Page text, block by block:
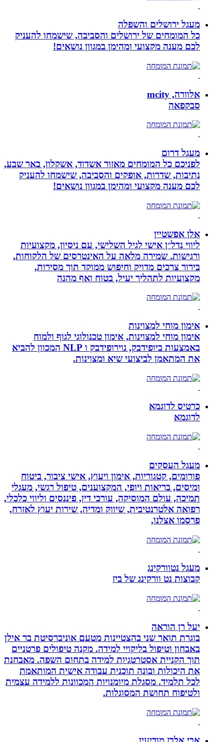
מעגל ירושלים והשפלה
כל המומחים של ירושלים והסביבה, שישמחו להעניק
לכם מענה מקצועי ומהימן במגוון נושאים!
אלוורה, mcity
סבקפאה
מעגל דרום
לפניכם כל המומחים מאזור אשדוד, אשקלון, באר שבע,
נתיבות, שדרות, אופקים והסביבה, שישמחו להעניק
לכם מענה מקצועי ומהימן במגוון נושאים!
אלן אפשטיין
ליווי נדל״ן אישי לגיל השלישי, עם ניסיון, מקצועיות
ורגישות. שמירה מלאה על האינטרסים של הלקוחות,
בירור צרכים מדויק וחיפוש ממוקד תוך מסירות,
מקצועיות לתהליך יעיל, בטוח ואף מהנה
אימון מוחי למצוינות
אימון מוחי למצוינות, אימון טכנולוגי לגוף ולמוח
באמצעות ביופידבק, נוירופידבק ו NLP המכוון להביא
את המתאמן לביצועי שיא ומצוינות.
כרטיס לדוגמא
לדוגמא
מעגל העסקים
פורומים, קטגוריות, אימון ויעוץ, אישי ציבור, ביטוח
ומיסים, בריאות ויופי, המקצוענים, טיפול רגשי, מעגלי
תמיכה, עולם המוסיקה, עורכי דין, פיננסים וליווי כלכלי,
רפואה אלטרנטיבית, שיווק ומדיה, שירות יעוץ לאזרח,
פרסמו אצלנו,
מעגל נטוורקינג
קבוצות נט וורקינג של ביז
יעל רן הוראה
בוגרת תואר שני בהצטיינות מטעם אוניברסיטת בר אילן
באבחון וטיפול בליקויי למידה. מקנה טיפולים פרטניים
תוך הקניית אסטרטגיות למידה בתחום השפה. מאבחנת
את היכולות ובונה תוכנית עבודה אישית המותאמת
לכל תלמיד. מסגלת מיומנויות המכוונות ללמידה עצמית
ולטיפוח תחושת המסוגלות.